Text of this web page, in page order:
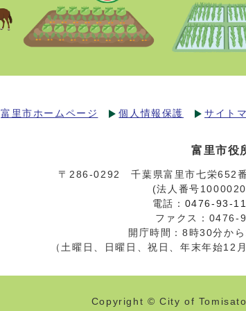
富里市ホームページ 個人情報保護 サイト
富里市役
〒286-0292 千葉県富里市七栄652
(法人番号
電話： 0476-93-
ファクス：0476-
開庁時間：8時30分か
（土曜日、日曜日、祝日、年末年始12
Copyright © City of